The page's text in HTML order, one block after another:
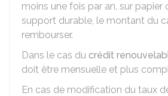
moins une fois par an, sur papier
support durable, le montant du
rembourser.
Dans le cas du crédit
doit être mensuelle et plus
En cas de modification du taux